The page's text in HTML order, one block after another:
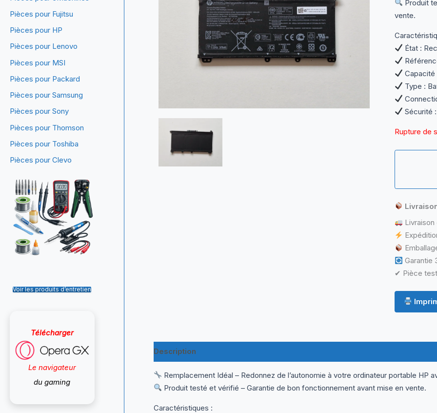
Pièces pour Fujitsu
Pièces pour HP
Pièces pour Lenovo
Pièces pour MSI
Pièces pour Packard
Pièces pour Samsung
Pièces pour Sony
Pièces pour Thomson
Pièces pour Toshiba
Pièces pour Clevo
Voir les produits d’entretien
Télécharger
Le navigateur
du gaming
Produit
vente.
État :
Capacité
Type :
Sécurité
Rupture de
Garantie
✔ Pièce
Description
Remplacement Idéal – Redonnez de l’autonomie à votre ordinateur portable HP
Produit testé et vérifié – Garantie de bon fonctionnement avant mise en vente.
Caractéristiques :